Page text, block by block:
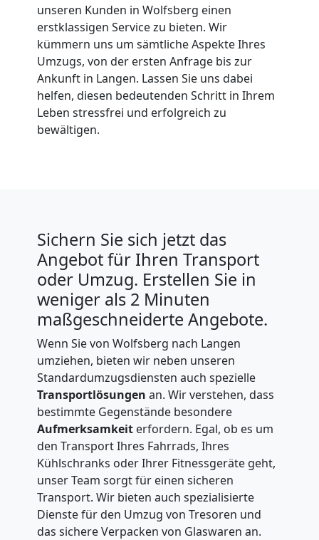
unseren Kunden in Wolfsberg einen
erstklassigen Service zu bieten. Wir
kümmern uns um sämtliche Aspekte Ihres
Umzugs, von der ersten Anfrage bis zur
Ankunft in Langen. Lassen Sie uns dabei
helfen, diesen bedeutenden Schritt in Ihrem
Leben stressfrei und erfolgreich zu
bewältigen.
Sichern Sie sich jetzt das
Angebot für Ihren Transport
oder Umzug. Erstellen Sie in
weniger als 2 Minuten
maßgeschneiderte Angebote.
Wenn Sie von Wolfsberg nach Langen
umziehen, bieten wir neben unseren
Standardumzugsdiensten auch spezielle
Transportlösungen an. Wir verstehen, dass
bestimmte Gegenstände besondere
Aufmerksamkeit erfordern. Egal, ob es um
den Transport Ihres Fahrrads, Ihres
Kühlschranks oder Ihrer Fitnessgeräte geht,
unser Team sorgt für einen sicheren
Transport. Wir bieten auch spezialisierte
Dienste für den Umzug von Tresoren und
das sichere Verpacken von Glaswaren an.